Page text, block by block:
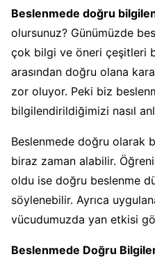
Beslenmede doğru
olursunuz? Günümüzde
çok bilgi ve öneri çeşitleri
arasından doğru olana
zor oluyor. Peki biz
bilgilendirildiğimizi nasıl
Beslenmede doğru olarak
biraz zaman alabilir.
oldu ise doğru beslenme
söylenebilir. Ayrıca
vücudumuzda yan etkisi
Beslenmede Doğru